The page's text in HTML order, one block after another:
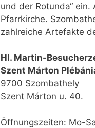
und der Rotunda“
Pfarrkirche.
zahlreiche Artefakte
Hl. Martin-
Szent Márton
9700 Szombathely
Szent Márton u. 40.
Öffnungszeiten: Mo-